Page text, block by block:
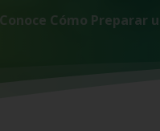
Conoce Cómo Preparar